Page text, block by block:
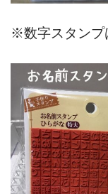
※数字スタンプ